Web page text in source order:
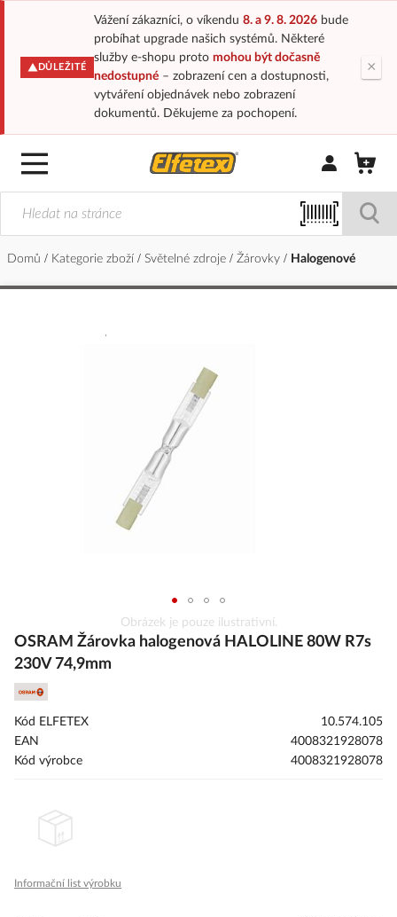
DŮLEŽITÉ
Vážení zákazníci, o víkendu 8. a 9. 8. 2026bude
probíhat upgrade našich systémů. Některé
služby e-shopu proto mohou být dočasně
nedostupné– zobrazení cen a dostupnosti,
vytváření objednávek nebo zobrazení
dokumentů. Děkujeme za pochopení.
×
Přihlásit/
Domů Kategorie zboží Světelné zdroje Žárovky Halogenové
na
začátek
Obrázek je pouze ilustrativní.
OSRAM Žárovka halogenová HALOLINE 80W R7s
230V 74,9mm
Kód ELFETEX
10.574.105
EAN
4008321928078
Kód výrobce
4008321928078
Informační list výrobku